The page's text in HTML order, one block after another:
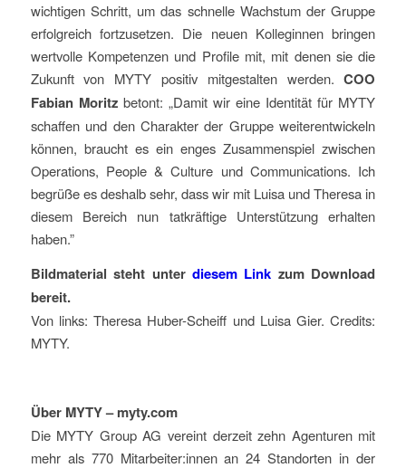
wichtigen Schritt, um das schnelle Wachstum der Gruppe
erfolgreich fortzusetzen. Die neuen Kolleginnen bringen
wertvolle Kompetenzen und Profile mit, mit denen sie die
Zukunft von MYTY positiv mitgestalten werden.COO
Fabian Moritzbetont: „Damit wir eine Identität für MYTY
schaffen und den Charakter der Gruppe weiterentwickeln
können, braucht es ein enges Zusammenspiel zwischen
Operations, People & Culture und Communications. Ich
begrüße es deshalb sehr, dass wir mit Luisa und Theresa in
diesem Bereich nun tatkräftige Unterstützung erhalten
haben.”
Bildmaterial steht unter diesem Link zum Download
bereit.
Von links: Theresa Huber-Scheiff und Luisa Gier. Credits:
MYTY.
Über MYTY – myty.com
Die MYTY Group AG vereint derzeit zehn Agenturen mit
mehr als 770 Mitarbeiter:innen an 24 Standorten in der